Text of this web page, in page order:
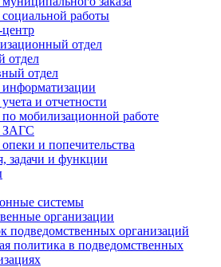
работы
отдел
отдел
отдел
и отчетности
мобилизационной работе
ЗАГС
и попечительства
задачи и функции
системы
организации
подведомственных организаций
политика в подведомственных